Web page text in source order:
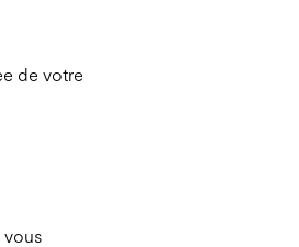
de votre
vous